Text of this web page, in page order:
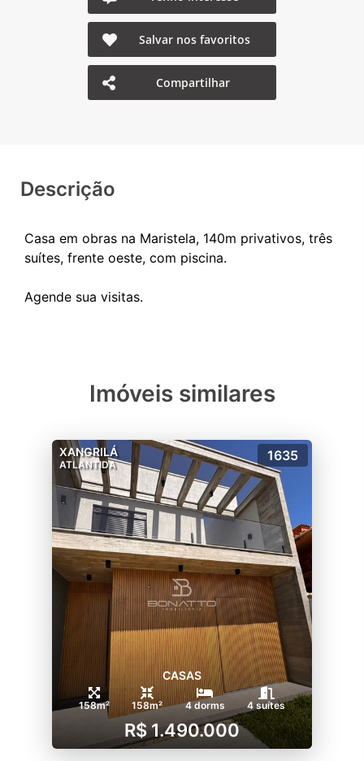
Salvar nos favoritos
Compartilhar
Descrição
Casa em obras na Maristela, 140m privativos, três
suítes, frente oeste, com piscina.
Imóveis similares
XANGRILÁ
ATLANTIDA
1635
CASAS
158m² 158m² 4 dorms 4 suítes
R$ 1.490.000